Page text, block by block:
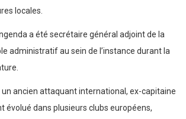
locales.
a été secrétaire général adjoint de la
administratif au sein de l’instance durant la
un ancien attaquant international, ex-capitaine
évolué dans plusieurs clubs européens,